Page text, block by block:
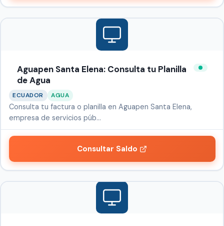
Aguapen Santa Elena: Consulta tu Planilla
de Agua
ECUADOR AGUA
Consulta tu factura o planilla en Aguapen Santa Elena,
empresa de servicios púb…
Consultar Saldo